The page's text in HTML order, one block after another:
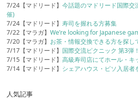
7/24【マドリード】今話題のマドリード国際
催)
7/24【マドリード】寿司を握れる方募集
7/22【マラガ】We’re looking for Japanese
7/20【マラガ】 お茶・情報交換できる方を探し
7/17【マドリード】 国際交流ピクニック 第3弾
7/15【マドリード】高級寿司店にてホール・キ
7/14【マドリード】 シェアハウス・ピソ入居者
人気記事